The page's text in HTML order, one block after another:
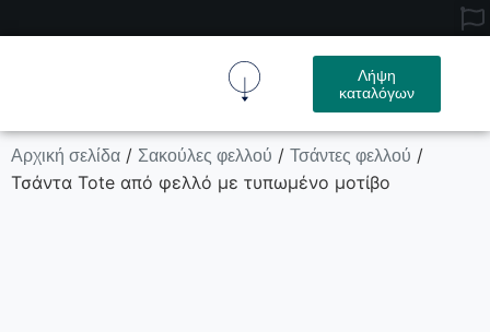
Λήψη
καταλόγων
Αρχική σελίδα / Σακούλες φελλού / Τσάντες φελλού /
Τσάντα Tote από φελλό με τυπωμένο μοτίβο